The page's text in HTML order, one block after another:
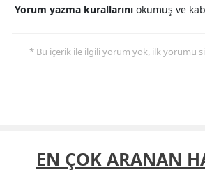
Yorum yazma kurallarını okumuş ve
* Bu içerik ile ilgili yorum yok, ilk yorumu
EN ÇOK ARANAN